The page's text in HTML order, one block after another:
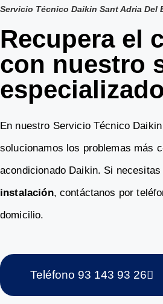
Servicio Técnico Daikin Sant Adria Del
Recupera el
con nuestro
especializado
En nuestro Servicio Técnico
solucionamos los problemas más
acondicionado Daikin. Si
instalación, contáctanos por
domicilio.
Teléfono 93 143 93 26